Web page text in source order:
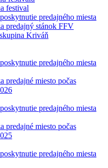
festival
predajného miesta
predajný stánok FFV
Kriváň
predajného miesta
predajné miesto počas
predajného miesta
predajné miesto počas
predajného miesta